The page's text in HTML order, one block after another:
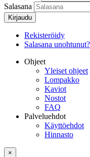
Salasana
Kirjaudu
Rekisteröidy
Salasana unohtunut?
Ohjeet
Yleiset ohjeet
Lompakko
Kaviot
Nostot
FAQ
Palveluehdot
Käyttöehdot
Hinnasto
×